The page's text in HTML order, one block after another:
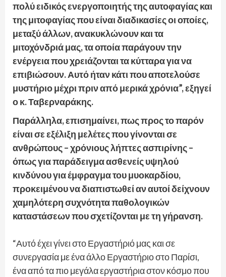
πολύ ειδικός ενεργοποιητής της αυτοφαγίας και
της μιτοφαγίας που είναι διαδικασίες οι οποίες,
μεταξύ άλλων, ανακυκλώνουν και τα
μιτοχόνδριά μας, τα οποία παράγουν την
ενέργεια που χρειάζονται τα κύτταρα για να
επιβιώσουν. Αυτό ήταν κάτι που αποτελούσε
μυστήριο μέχρι πριν από μερικά χρόνια”, εξηγεί
ο κ. Ταβερναράκης.
Παράλληλα, επισημαίνει, πως προς το παρόν
είναι σε εξέλιξη μελέτες που γίνονται σε
ανθρώπους – χρόνιους λήπτες ασπιρίνης –
όπως για παράδειγμα ασθενείς υψηλού
κινδύνου για έμφραγμα του μυοκαρδίου,
προκειμένου να διαπιστωθεί αν αυτοί δείχνουν
χαμηλότερη συχνότητα παθολογικών
καταστάσεων που σχετίζονται με τη γήρανση.
“Αυτό έχει γίνει στο Εργαστήριό μας και σε
συνεργασία με ένα άλλο Εργαστήριο στο Παρίσι,
ένα από τα πιο μεγάλα εργαστήρια στον κόσμο που